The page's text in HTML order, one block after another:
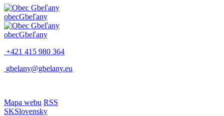
obecGbeľany
obecGbeľany
+421 415 980 364
gbelany@gbelany.eu
Mapa webu RSS
SKSlovensky